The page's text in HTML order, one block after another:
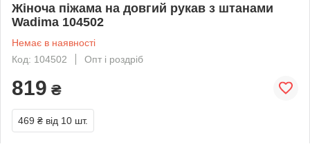
Жіноча піжама на довгий рукав з штанами
Wadima 104502
Немає в наявності
Код: 104502
Опт і роздріб
819 ₴
469 ₴ від 10 шт.